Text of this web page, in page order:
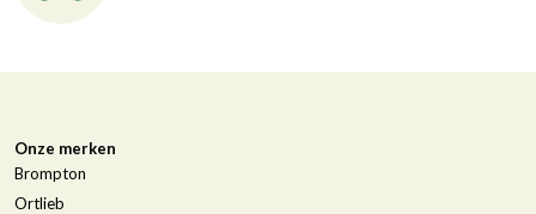
Onze merken
Brompton
Ortlieb